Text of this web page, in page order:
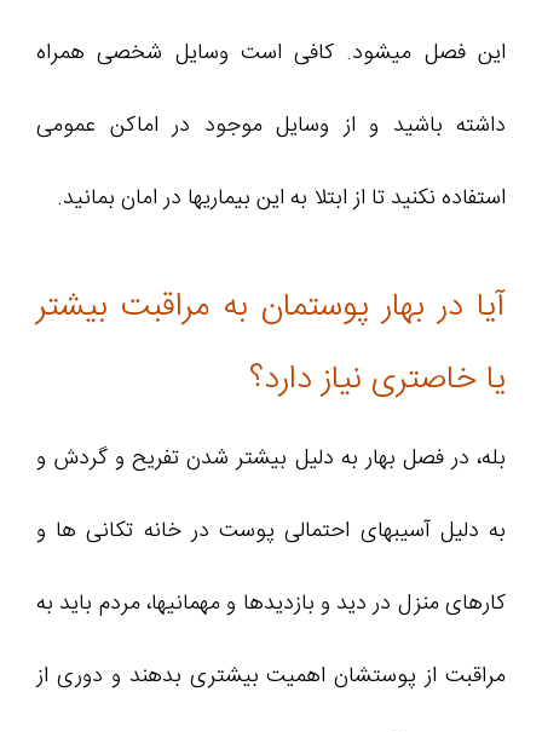
این فصل میشود. کافی است وسایل شخصی همراه
داشته باشید و از وسایل موجود در اماكن عمومی
استفاده نکنید تا از ابتلا به این بیماریها در امان بمانید.
آیا در بهار پوستمان به مراقبت بیشتر
یا خاصتری نیاز دارد؟
بله، در فصل بهار به دلیل بیشتر شدن تفریح و گردش و
به دلیل آسیبهای احتمالی پوست در خانه تکانی ها و
کارهای منزل در دید و بازدیدها و مهمانیها، مردم باید به
مراقبت از پوستشان اهمیت بیشتری بدهند و دوری از